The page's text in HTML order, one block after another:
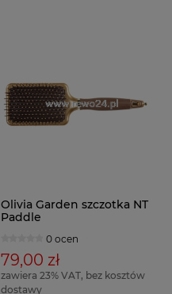
Olivia Garden szczotka NT
Paddle
0 ocen
79,00 zł
zawiera 23% VAT, bez kosztów
dostawy